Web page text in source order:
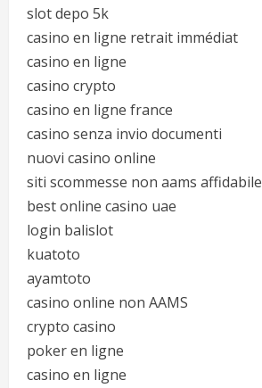
slot depo 5k
casino en ligne retrait immédiat
casino en ligne
casino crypto
casino en ligne france
casino senza invio documenti
nuovi casino online
siti scommesse non aams affidabile
best online casino uae
login balislot
kuatoto
ayamtoto
casino online non AAMS
crypto casino
poker en ligne
casino en ligne